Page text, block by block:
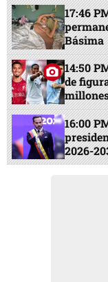
17:46
Básima
14:50
de
16:00
2026-